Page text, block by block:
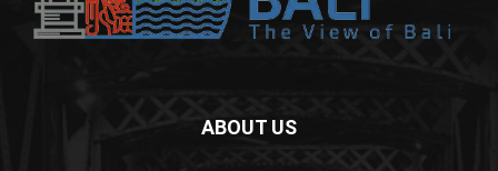
ABOUT US